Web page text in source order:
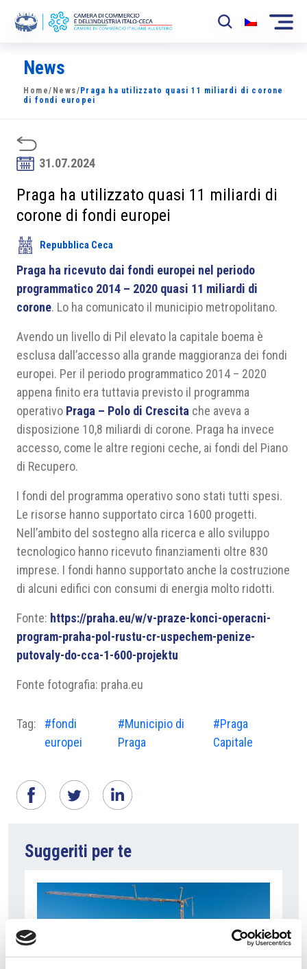
La Camera
News
Sviluppo Mercato
Soci
Partner
Progetti
Area riservata
News
Home/ News/ Praga ha utilizzato quasi 11 miliardi di corone
di fondi europei
31.07.2024
Praga ha utilizzato quasi 11 miliardi di
corone di fondi europei
Repubblica Ceca
Praga ha ricevuto dai fondi europei nel periodo
programmatico 2014 – 2020 quasi 11 miliardi di
corone. Lo ha comunicato il municipio metropolitano.
Avendo un livello di Pil elevato la capitale boema è
esclusa dall’accesso alla grande maggioranza dei fondi
europei. Per il periodo programmatico 2014 – 2020
appena finito era tuttavia previsto il programma
operativo Praga – Polo di Crescita che aveva a
disposizione 10,8 miliardi di corone. Praga ha invece
accesso, come le altre regioni ceche, ai fondi del Piano
di Recupero.
I fondi del programma operativo sono stati tutti spesi.
Le risorse hanno supportato circa 1600 progetti.
Nell’ambito del sostegno alla ricerca e allo sviluppo
tecnologico hanno ricevuto finanziamenti oltre 830
imprese. I fondi hanno supportato anche la costruzione
di alcuni edifici con consumi di energia molto ridotti.
Fonte: https://praha.eu/w/v-praze-konci-operacni-
program-praha-pol-rustu-cr-uspechem-penize-
putovaly-do-cca-1-600-projektu
Fonte fotografia: praha.eu
Tag:
#fondi
europei
#Municipio di
Praga
#Praga
Capitale
Suggeriti per te